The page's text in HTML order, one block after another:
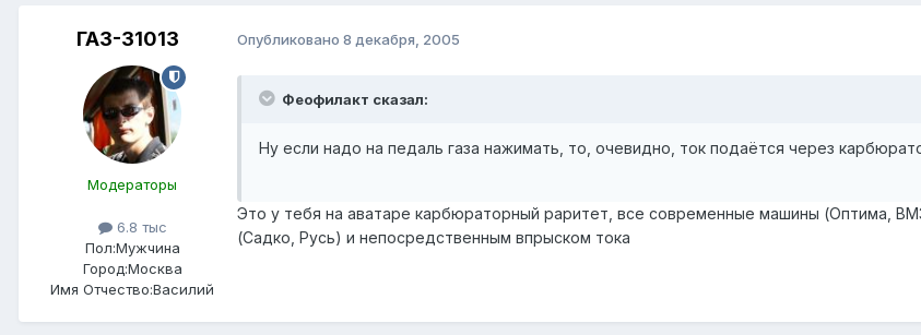
ГАЗ-31013
Модераторы
6.8 тыс
Пол:Мужчина
Город:Москва
Имя Отчество:Василий
Опубликовано 8 декабря, 2005
Феофилакт сказал:
Ну если надо на педаль газа нажимать, то, очевидно, ток подаётся через
Это у тебя на аватаре карбюраторный раритет, все современные машины (Оптима,
(Садко, Русь) и непосредственным впрыском тока